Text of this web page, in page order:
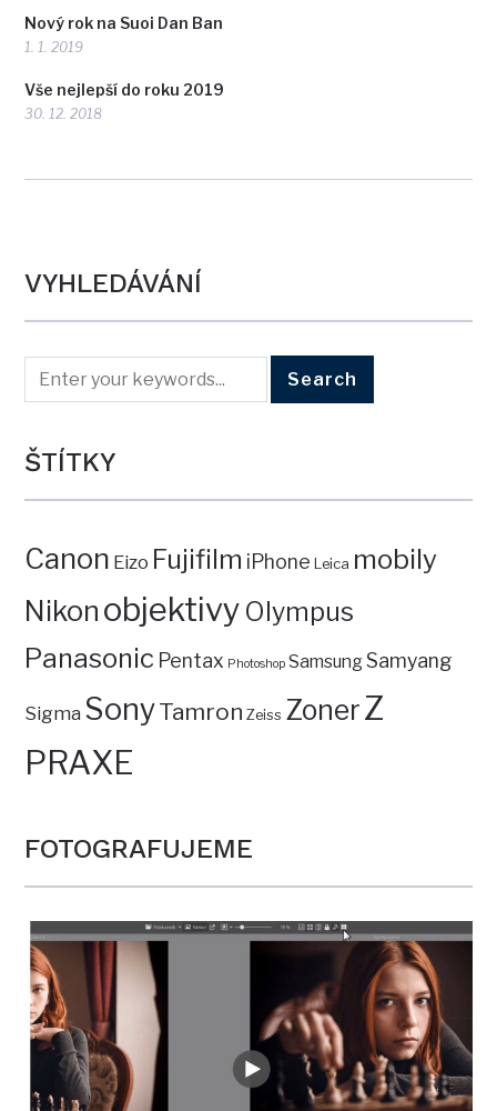
Nový rok na Suoi Dan Ban
1. 1. 2019
Vše nejlepší do roku 2019
30. 12. 2018
VYHLEDÁVÁNÍ
ŠTÍTKY
Canon Eizo Fujifilm iPhone Leica mobily
Nikon objektivy Olympus
Panasonic Pentax Photoshop SamsungSamyang
Sigma SonyTamron Zeiss ZonerZ
PRAXE
FOTOGRAFUJEME